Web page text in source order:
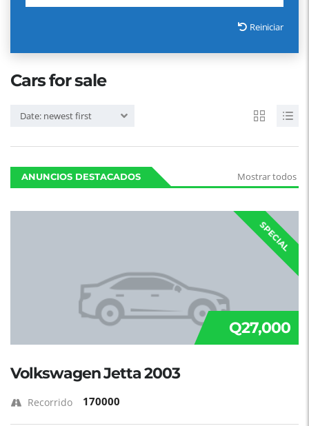
Reiniciar
Cars for sale
Date: newest first
ANUNCIOS DESTACADOS Mostrar todos
SPECIAL
Q27,000
Volkswagen Jetta 2003
Recorrido 170000